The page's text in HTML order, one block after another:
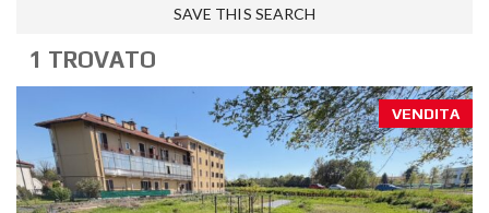
SAVE THIS SEARCH
1 TROVATO
VENDITA